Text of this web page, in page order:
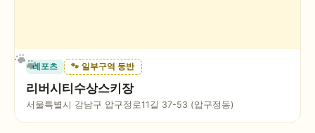
레포츠 🐾 일부구역 동반
리버시티수상스키장
서울특별시 강남구 압구정로11길 37-53 (압구정동)